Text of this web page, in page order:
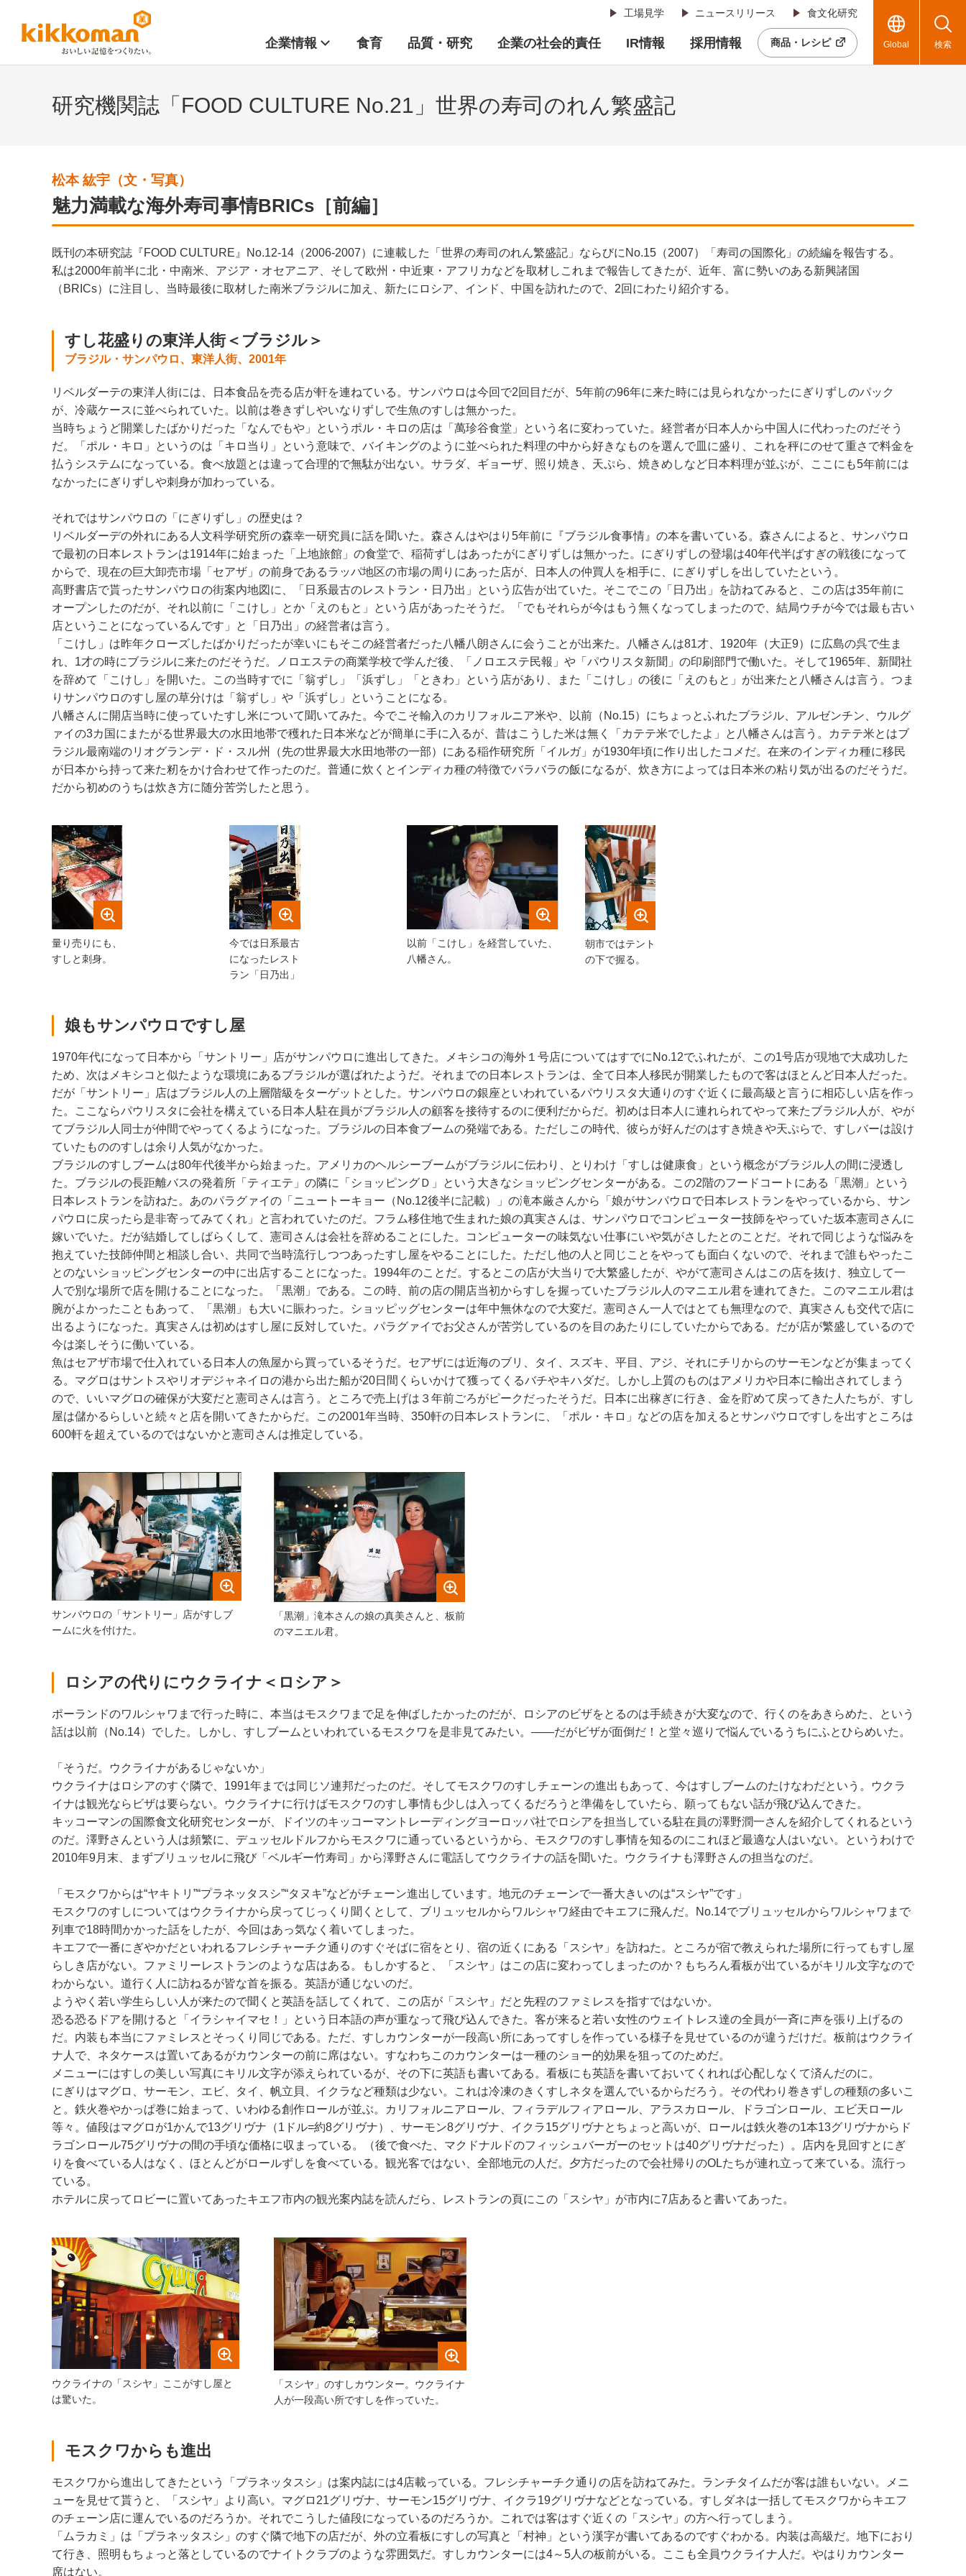
工場見学 ニュースリリース 食文化研究
企業情報 食育 品質・研究 企業の社会的責任 IR情報 採用情報 商品・レシピ Global 検索
研究機関誌「FOOD CULTURE No.21」世界の寿司のれん繁盛記
松本 紘宇（文・写真）
魅力満載な海外寿司事情BRICs［前編］
既刊の本研究誌『FOOD CULTURE』No.12-14（2006-2007）に連載した「世界の寿司のれん繁盛記」ならびにNo.15（2007）「寿司の国際化」の続編を報告する。
私は2000年前半に北・中南米、アジア・オセアニア、そして欧州・中近東・アフリカなどを取材しこれまで報告してきたが、近年、富に勢いのある新興諸国
（BRICs）に注目し、当時最後に取材した南米ブラジルに加え、新たにロシア、インド、中国を訪れたので、2回にわたり紹介する。
すし花盛りの東洋人街＜ブラジル＞
ブラジル・サンパウロ、東洋人街、2001年
リベルダーテの東洋人街には、日本食品を売る店が軒を連ねている。サンパウロは今回で2回目だが、5年前の96年に来た時には見られなかったにぎりずしのパック
が、冷蔵ケースに並べられていた。以前は巻きずしやいなりずしで生魚のすしは無かった。
当時ちょうど開業したばかりだった「なんでもや」というポル・キロの店は「萬珍谷食堂」という名に変わっていた。経営者が日本人から中国人に代わったのだそう
だ。「ポル・キロ」というのは「キロ当り」という意味で、バイキングのように並べられた料理の中から好きなものを選んで皿に盛り、これを秤にのせて重さで料金を
払うシステムになっている。食べ放題とは違って合理的で無駄が出ない。サラダ、ギョーザ、照り焼き、天ぷら、焼きめしなど日本料理が並ぶが、ここにも5年前には
なかったにぎりずしや刺身が加わっている。
それではサンパウロの「にぎりずし」の歴史は？
リベルダーデの外れにある人文科学研究所の森幸一研究員に話を聞いた。森さんはやはり5年前に『ブラジル食事情』の本を書いている。森さんによると、サンパウロ
で最初の日本レストランは1914年に始まった「上地旅館」の食堂で、稲荷ずしはあったがにぎりずしは無かった。にぎりずしの登場は40年代半ばすぎの戦後になって
からで、現在の巨大卸売市場「セアザ」の前身であるラッパ地区の市場の周りにあった店が、日本人の仲買人を相手に、にぎりずしを出していたという。
高野書店で貰ったサンパウロの街案内地図に、「日系最古のレストラン・日乃出」という広告が出ていた。そこでこの「日乃出」を訪ねてみると、この店は35年前に
オープンしたのだが、それ以前に「こけし」とか「えのもと」という店があったそうだ。「でもそれらが今はもう無くなってしまったので、結局ウチが今では最も古い
店ということになっているんです」と「日乃出」の経営者は言う。
「こけし」は昨年クローズしたばかりだったが幸いにもそこの経営者だった八幡八朗さんに会うことが出来た。八幡さんは81才、1920年（大正9）に広島の呉で生ま
れ、1才の時にブラジルに来たのだそうだ。ノロエステの商業学校で学んだ後、「ノロエステ民報」や「パウリスタ新聞」の印刷部門で働いた。そして1965年、新聞社
を辞めて「こけし」を開いた。この当時すでに「翁ずし」「浜ずし」「ときわ」という店があり、また「こけし」の後に「えのもと」が出来たと八幡さんは言う。つま
りサンパウロのすし屋の草分けは「翁ずし」や「浜ずし」ということになる。
八幡さんに開店当時に使っていたすし米について聞いてみた。今でこそ輸入のカリフォルニア米や、以前（No.15）にちょっとふれたブラジル、アルゼンチン、ウルグ
ァイの3カ国にまたがる世界最大の水田地帯で穫れた日本米などが簡単に手に入るが、昔はこうした米は無く「カテテ米でしたよ」と八幡さんは言う。カテテ米とはブ
ラジル最南端のリオグランデ・ド・スル州（先の世界最大水田地帯の一部）にある稲作研究所「イルガ」が1930年頃に作り出したコメだ。在来のインディカ種に移民
が日本から持って来た籾をかけ合わせて作ったのだ。普通に炊くとインディカ種の特徴でバラバラの飯になるが、炊き方によっては日本米の粘り気が出るのだそうだ。
だから初めのうちは炊き方に随分苦労したと思う。
量り売りにも、
すしと刺身。
今では日系最古
になったレスト
ラン「日乃出」
以前「こけし」を経営していた、
八幡さん。
朝市ではテント
の下で握る。
娘もサンパウロですし屋
1970年代になって日本から「サントリー」店がサンパウロに進出してきた。メキシコの海外１号店についてはすでにNo.12でふれたが、この1号店が現地で大成功した
ため、次はメキシコと似たような環境にあるブラジルが選ばれたようだ。それまでの日本レストランは、全て日本人移民が開業したもので客はほとんど日本人だった。
だが「サントリー」店はブラジル人の上層階級をターゲットとした。サンパウロの銀座といわれているパウリスタ大通りのすぐ近くに最高級と言うに相応しい店を作っ
た。ここならパウリスタに会社を構えている日本人駐在員がブラジル人の顧客を接待するのに便利だからだ。初めは日本人に連れられてやって来たブラジル人が、やが
てブラジル人同士が仲間でやってくるようになった。ブラジルの日本食ブームの発端である。ただしこの時代、彼らが好んだのはすき焼きや天ぷらで、すしバーは設け
ていたもののすしは余り人気がなかった。
ブラジルのすしブームは80年代後半から始まった。アメリカのヘルシーブームがブラジルに伝わり、とりわけ「すしは健康食」という概念がブラジル人の間に浸透し
た。ブラジルの長距離バスの発着所「ティエテ」の隣に「ショッピングＤ」という大きなショッピングセンターがある。この2階のフードコートにある「黒潮」という
日本レストランを訪ねた。あのパラグァイの「ニュートーキョー（No.12後半に記載）」の滝本厳さんから「娘がサンパウロで日本レストランをやっているから、サン
パウロに戻ったら是非寄ってみてくれ」と言われていたのだ。フラム移住地で生まれた娘の真実さんは、サンパウロでコンピューター技師をやっていた坂本憲司さんに
嫁いでいた。だが結婚してしばらくして、憲司さんは会社を辞めることにした。コンピューターの味気ない仕事にいや気がさしたとのことだ。それで同じような悩みを
抱えていた技師仲間と相談し合い、共同で当時流行しつつあったすし屋をやることにした。ただし他の人と同じことをやっても面白くないので、それまで誰もやったこ
とのないショッピングセンターの中に出店することになった。1994年のことだ。するとこの店が大当りで大繁盛したが、やがて憲司さんはこの店を抜け、独立して一
人で別な場所で店を開けることになった。「黒潮」である。この時、前の店の開店当初からすしを握っていたブラジル人のマニエル君を連れてきた。このマニエル君は
腕がよかったこともあって、「黒潮」も大いに賑わった。ショッピッグセンターは年中無休なので大変だ。憲司さん一人ではとても無理なので、真実さんも交代で店に
出るようになった。真実さんは初めはすし屋に反対していた。パラグァイでお父さんが苦労しているのを目のあたりにしていたからである。だが店が繁盛しているので
今は楽しそうに働いている。
魚はセアザ市場で仕入れている日本人の魚屋から買っているそうだ。セアザには近海のブリ、タイ、スズキ、平目、アジ、それにチリからのサーモンなどが集まってく
る。マグロはサントスやリオデジャネイロの港から出た船が20日間くらいかけて獲ってくるバチやキハダだ。しかし上質のものはアメリカや日本に輸出されてしまう
ので、いいマグロの確保が大変だと憲司さんは言う。ところで売上げは３年前ごろがピークだったそうだ。日本に出稼ぎに行き、金を貯めて戻ってきた人たちが、すし
屋は儲かるらしいと続々と店を開いてきたからだ。この2001年当時、350軒の日本レストランに、「ポル・キロ」などの店を加えるとサンパウロですしを出すところは
600軒を超えているのではないかと憲司さんは推定している。
サンパウロの「サントリー」店がすしブ
ームに火を付けた。
「黒潮」滝本さんの娘の真美さんと、板前
のマニエル君。
ロシアの代りにウクライナ＜ロシア＞
ポーランドのワルシャワまで行った時に、本当はモスクワまで足を伸ばしたかったのだが、ロシアのビザをとるのは手続きが大変なので、行くのをあきらめた、という
話は以前（No.14）でした。しかし、すしブームといわれているモスクワを是非見てみたい。――だがビザが面倒だ！と堂々巡りで悩んでいるうちにふとひらめいた。
「そうだ。ウクライナがあるじゃないか」
ウクライナはロシアのすぐ隣で、1991年までは同じソ連邦だったのだ。そしてモスクワのすしチェーンの進出もあって、今はすしブームのたけなわだという。ウクラ
イナは観光ならビザは要らない。ウクライナに行けばモスクワのすし事情も少しは入ってくるだろうと準備をしていたら、願ってもない話が飛び込んできた。
キッコーマンの国際食文化研究センターが、ドイツのキッコーマントレーディングヨーロッパ社でロシアを担当している駐在員の澤野潤一さんを紹介してくれるという
のだ。澤野さんという人は頻繁に、デュッセルドルフからモスクワに通っているというから、モスクワのすし事情を知るのにこれほど最適な人はいない。というわけで
2010年9月末、まずブリュッセルに飛び「ベルギー竹寿司」から澤野さんに電話してウクライナの話を聞いた。ウクライナも澤野さんの担当なのだ。
「モスクワからは“ヤキトリ”“プラネッタスシ”“タヌキ”などがチェーン進出しています。地元のチェーンで一番大きいのは“スシヤ”です」
モスクワのすしについてはウクライナから戻ってじっくり聞くとして、ブリュッセルからワルシャワ経由でキエフに飛んだ。No.14でブリュッセルからワルシャワまで
列車で18時間かかった話をしたが、今回はあっ気なく着いてしまった。
キエフで一番にぎやかだといわれるフレシチャーチク通りのすぐそばに宿をとり、宿の近くにある「スシヤ」を訪ねた。ところが宿で教えられた場所に行ってもすし屋
らしき店がない。ファミリーレストランのような店はある。もしかすると、「スシヤ」はこの店に変わってしまったのか？もちろん看板が出ているがキリル文字なので
わからない。道行く人に訪ねるが皆な首を振る。英語が通じないのだ。
ようやく若い学生らしい人が来たので聞くと英語を話してくれて、この店が「スシヤ」だと先程のファミレスを指すではないか。
恐る恐るドアを開けると「イラシャイマセ！」という日本語の声が重なって飛び込んできた。客が来ると若い女性のウェイトレス達の全員が一斉に声を張り上げるの
だ。内装も本当にファミレスとそっくり同じである。ただ、すしカウンターが一段高い所にあってすしを作っている様子を見せているのが違うだけだ。板前はウクライ
ナ人で、ネタケースは置いてあるがカウンターの前に席はない。すなわちこのカウンターは一種のショー的効果を狙ってのためだ。
メニューにはすしの美しい写真にキリル文字が添えられているが、その下に英語も書いてある。看板にも英語を書いておいてくれれば心配しなくて済んだのに。
にぎりはマグロ、サーモン、エビ、タイ、帆立貝、イクラなど種類は少ない。これは冷凍のきくすしネタを選んでいるからだろう。その代わり巻きずしの種類の多いこ
と。鉄火巻やかっぱ巻に始まって、いわゆる創作ロールが並ぶ。カリフォルニアロール、フィラデルフィアロール、アラスカロール、ドラゴンロール、エビ天ロール
等々。値段はマグロが1かんで13グリヴナ（1ドル=約8グリヴナ）、サーモン8グリヴナ、イクラ15グリヴナとちょっと高いが、ロールは鉄火巻の1本13グリヴナからド
ラゴンロール75グリヴナの間の手頃な価格に収まっている。（後で食べた、マクドナルドのフィッシュバーガーのセットは40グリヴナだった）。店内を見回すとにぎ
りを食べている人はなく、ほとんどがロールずしを食べている。観光客ではない、全部地元の人だ。夕方だったので会社帰りのOLたちが連れ立って来ている。流行っ
ている。
ホテルに戻ってロビーに置いてあったキエフ市内の観光案内誌を読んだら、レストランの頁にこの「スシヤ」が市内に7店あると書いてあった。
ウクライナの「スシヤ」ここがすし屋と
は驚いた。
「スシヤ」のすしカウンター。ウクライナ
人が一段高い所ですしを作っていた。
モスクワからも進出
モスクワから進出してきたという「プラネッタスシ」は案内誌には4店載っている。フレシチャーチク通りの店を訪ねてみた。ランチタイムだが客は誰もいない。メニ
ューを見せて貰うと、「スシヤ」より高い。マグロ21グリヴナ、サーモン15グリヴナ、イクラ19グリヴナなどとなっている。すしダネは一括してモスクワからキエフ
のチェーン店に運んでいるのだろうか。それでこうした値段になっているのだろうか。これでは客はすぐ近くの「スシヤ」の方へ行ってしまう。
「ムラカミ」は「プラネッタスシ」のすぐ隣で地下の店だが、外の立看板にすしの写真と「村神」という漢字が書いてあるのですぐわかる。内装は高級だ。地下におり
て行き、照明もちょっと落としているのでナイトクラブのような雰囲気だ。すしカウンターには4～5人の板前がいる。ここも全員ウクライナ人だ。やはりカウンター
席はない。